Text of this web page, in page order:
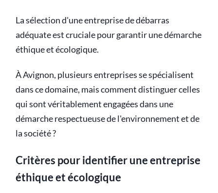
La sélection d'une entreprise de débarras
adéquate est cruciale pour garantir une démarche
éthique et écologique.
À Avignon, plusieurs entreprises se spécialisent
dans ce domaine, mais comment distinguer celles
qui sont véritablement engagées dans une
démarche respectueuse de l'environnement et de
la société ?
Critères pour identifier une entreprise
éthique et écologique